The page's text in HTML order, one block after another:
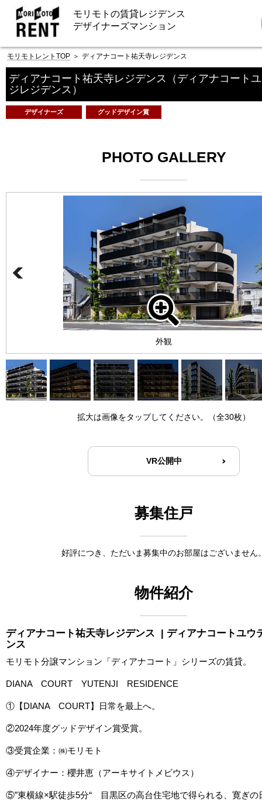
モリモトの賃貸レジデンス
デザイナーズマンション
モリモトレントTOP ＞ ディアナコート祐天寺レジデンス
ディアナコート祐天寺レジデンス
（ディアナコート
ジレジデンス）
デザイナーズ グッドデザイン賞
PHOTO GALLERY
外観
拡大は画像をタップしてください。（全30枚）
VR公開中
募集住戸
好評につき、ただいま募集中のお部屋はございません
物件紹介
ディアナコート祐天寺レジデンス
| ディアナコートユウ
ンス
モリモト分譲マンション「ディアナコート」シリーズの賃貸。
DIANA COURT YUTENJI RESIDENCE
①【DIANA COURT】日常を最上へ。
②2024年度グッドデザイン賞受賞。
③受賞企業：㈱モリモト
④デザイナー：櫻井恵（アーキサイトメビウス）
⑤”東横線×駅徒歩5分“ 目黒区の高台住宅地で得られる、寛ぎの